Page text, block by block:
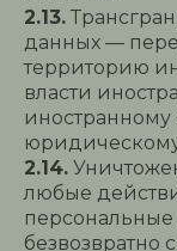
2.13.
данных —
территорию
власти
2.14.
любые
безвозвратно